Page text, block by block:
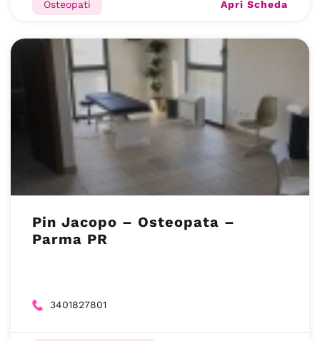
Osteopati Apri Scheda
Pin Jacopo – Osteopata –
Parma PR
3401827801